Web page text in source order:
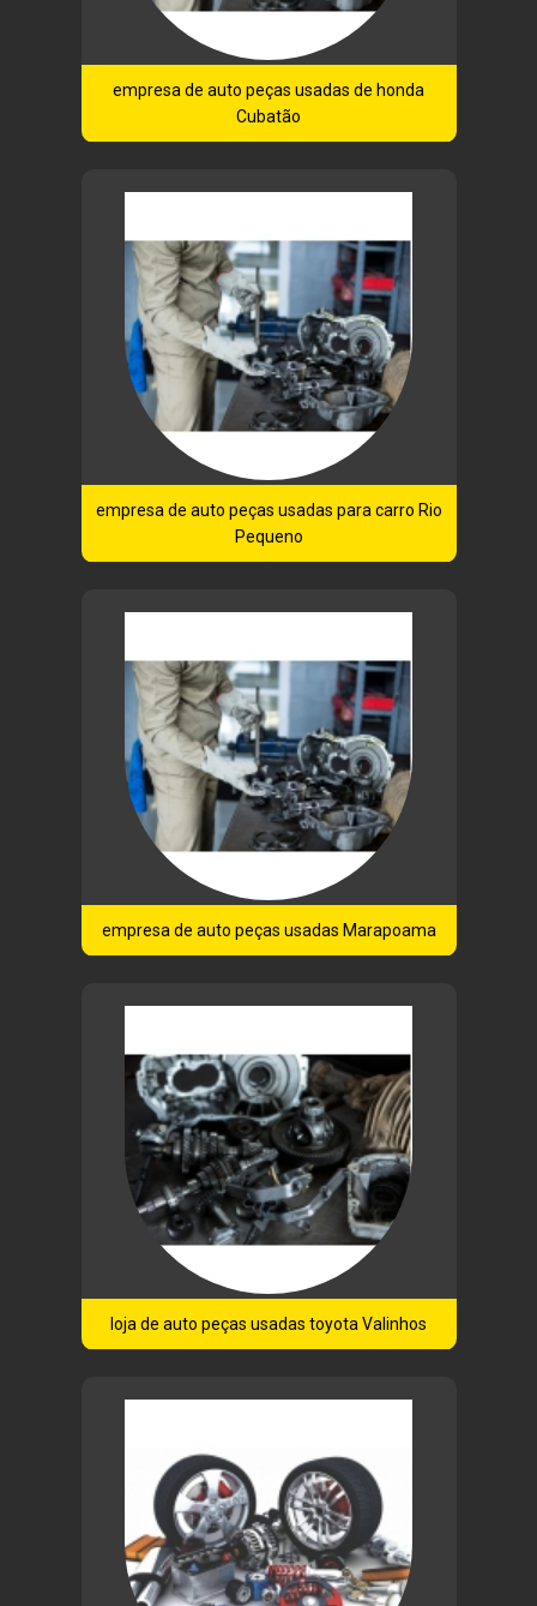
empresa de auto peças usadas de honda
Cubatão
empresa de auto peças usadas para carro Rio
Pequeno
empresa de auto peças usadas Marapoama
loja de auto peças usadas toyota Valinhos